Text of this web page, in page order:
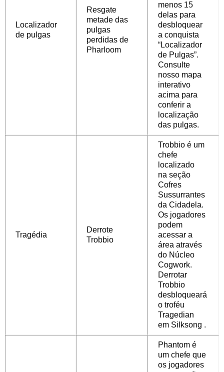
Localizador
de pulgas
Resgate
metade das
pulgas
perdidas de
Pharloom
menos 15
delas para
desbloquear
a conquista
“Localizador
de Pulgas”.
Consulte
nosso mapa
interativo
acima para
conferir a
localização
das pulgas.
Tragédia
Derrote
Trobbio
Trobbio é um
chefe
localizado
na seção
Cofres
Sussurrantes
da Cidadela.
Os jogadores
podem
acessar a
área através
do Núcleo
Cogwork.
Derrotar
Trobbio
desbloqueará
o troféu
Tragedian
em Silksong .
Phantom é
um chefe que
os jogadores